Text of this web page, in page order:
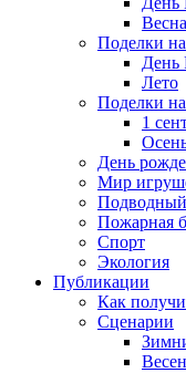
Весна
Поделки
День
Лето
Поделки
1
День
Мир
Пожарная
Спорт
Экология
Публикации
Как
Сценарии